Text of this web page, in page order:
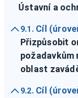
Ústavní a
9.1. Cíl
Přizpůsobit
požadavkům
oblast
9.2. Cíl